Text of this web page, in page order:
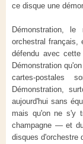
ce disque une
Démonstration, le
orchestral français,
défendu avec
Démonstration
cartes-postales
Démonstration,
aujourd'hui sans
mais qu'on ne s'y
champagne — et
disques d'orchestre